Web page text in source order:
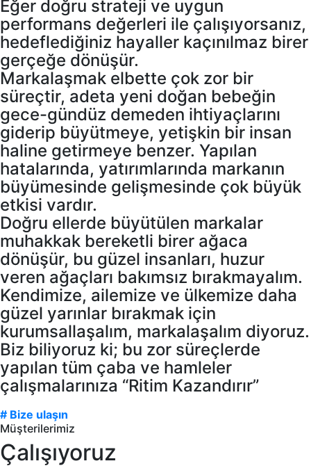
Eğer doğru strateji ve uygun
performans değerleri ile çalışıyorsanız,
hedeflediğiniz hayaller kaçınılmaz birer
gerçeğe dönüşür.
Markalaşmak elbette çok zor bir
süreçtir, adeta yeni doğan bebeğin
gece-gündüz demeden ihtiyaçlarını
giderip büyütmeye, yetişkin bir insan
haline getirmeye benzer. Yapılan
hatalarında, yatırımlarında markanın
büyümesinde gelişmesinde çok büyük
etkisi vardır.
Doğru ellerde büyütülen markalar
muhakkak bereketli birer ağaca
dönüşür, bu güzel insanları, huzur
veren ağaçları bakımsız bırakmayalım.
Kendimize, ailemize ve ülkemize daha
güzel yarınlar bırakmak için
kurumsallaşalım, markalaşalım diyoruz.
Biz biliyoruz ki; bu zor süreçlerde
yapılan tüm çaba ve hamleler
çalışmalarınıza “Ritim Kazandırır”
# Bize ulaşın
Müşterilerimiz
Çalışıyoruz